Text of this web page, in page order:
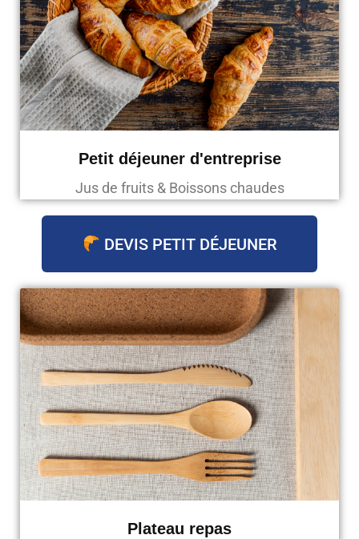
Petit déjeuner d'entreprise
Jus de fruits & Boissons chaudes
DEVIS PETIT DÉJEUNER
Plateau repas